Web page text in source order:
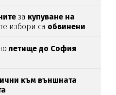
за купуване на
избори са обвинени
летище до София
към външната